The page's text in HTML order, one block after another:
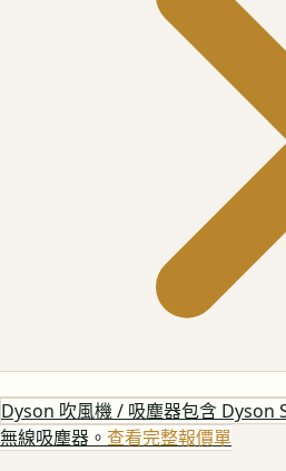
Dyson 吹風機 / 吸塵器包含 Dyson
無線吸塵器。 查看完整報價單